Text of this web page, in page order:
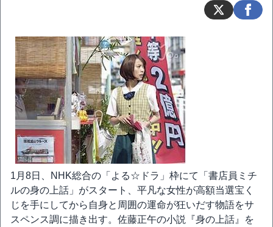
1月8日、NHK総合の「よる☆ドラ」枠にて「書店員ミチ
ルの身の上話」がスタート、平凡な女性が高額当選宝く
じを手にしてから自身と周囲の運命が狂いだす物語をサ
スペンス調に描き出す。佐藤正午の小説『身の上話』を